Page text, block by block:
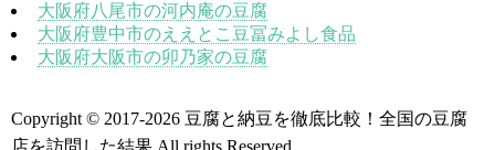
大阪府八尾市の河内庵の豆腐
大阪府豊中市のええとこ豆冨みよし食品
大阪府大阪市の卯乃家の豆腐
Copyright © 2017-2026 豆腐と納豆を徹底比較！全国の豆腐
店を訪問した結果 All rights Reserved.